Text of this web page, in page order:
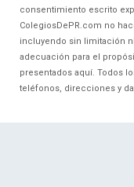
consentimiento escrito
ColegiosDePR.com no
incluyendo sin limitación
adecuación para el
presentados aquí. Todos
teléfonos, direcciones y